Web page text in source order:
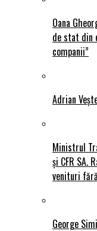
Oana
de stat din
companii”
Adrian
Ministrul
și CFR SA.
venituri
George